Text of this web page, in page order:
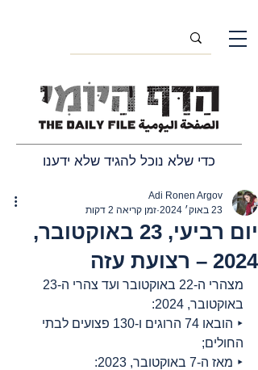
כדי שלא נוכל להגיד שלא ידענו
יום רביעי, 23 באוקטובר,
2024 – רצועת עזה
Adi Ronen Argov
23 באוק׳ 2024
זמן קריאה 2 דקות
באוקטובר, 2024:
‣ הובאו 74 הרוגים ו-130 פצועים לבתי
החולים;
‣ מאז ה-7 באוקטובר, 2023: